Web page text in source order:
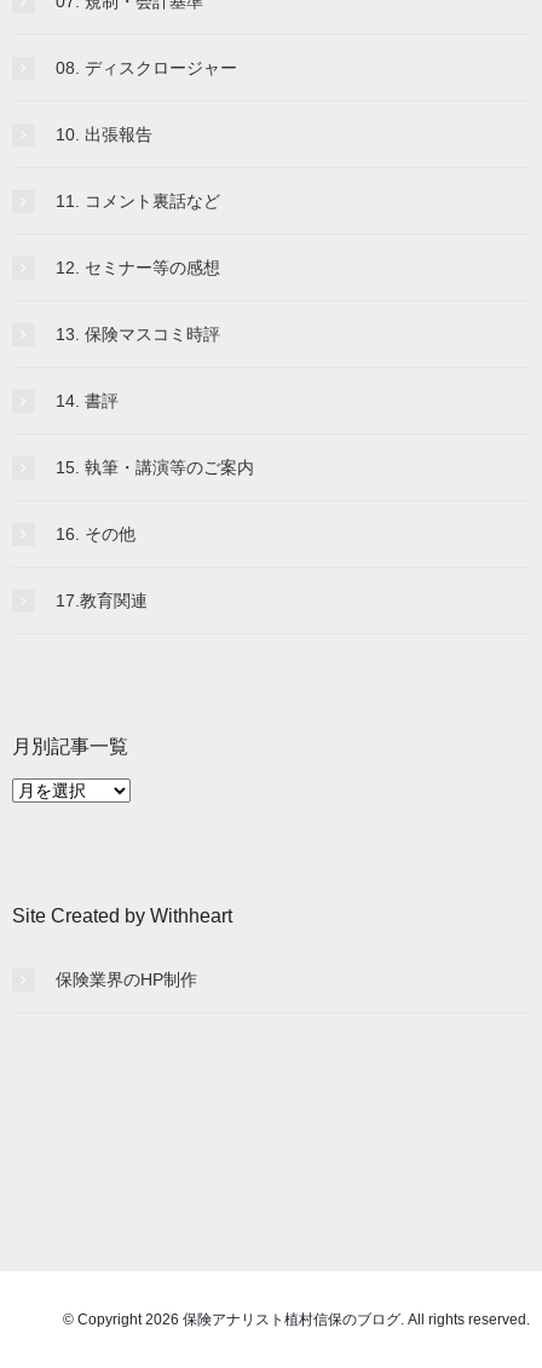
08. ディスクロージャー
10. 出張報告
11. コメント裏話など
12. セミナー等の感想
13. 保険マスコミ時評
14. 書評
15. 執筆・講演等のご案内
16. その他
17.教育関連
月別記事一覧
月
覧
Site Created by Withheart
保険業界のHP制作
© Copyright 2026 保険アナリスト植村信保のブログ. All rights reserved.